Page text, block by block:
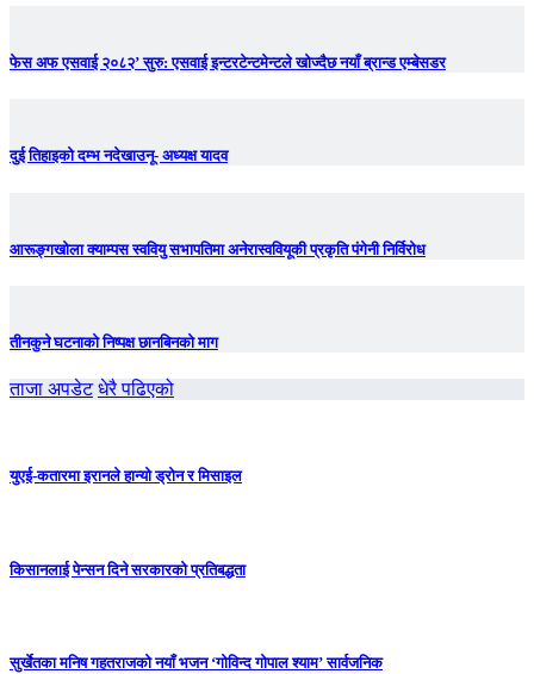
फेस अफ एसवाई २०८२’ सुरु: एसवाई इन्टरटेन्टमेन्टले खोज्दैछ नयाँ ब्रान्ड एम्बेसडर
दुई तिहाइको दम्भ नदेखाउनू- अध्यक्ष यादव
आरूङ्गखोला क्याम्पस स्ववियु सभापतिमा अनेरास्ववियूकी प्रकृति पंगेनी निर्विरोध
तीनकुने घटनाकाे निष्पक्ष छानबिनकाे माग
ताजा अपडेट धेरै पढिएको
युएई-कतारमा इरानले हान्यो ड्रोन र मिसाइल
किसानलाई पेन्सन दिने सरकारको प्रतिबद्धता
सुर्खेतका मनिष गहतराजको नयाँ भजन ‘गोविन्द गोपाल श्याम’ सार्वजनिक